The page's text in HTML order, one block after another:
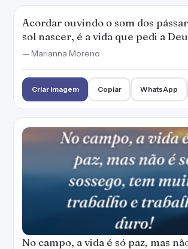
Acordar ouvindo o som dos
sol nascer, é a vida que pedi a
— Marianna Moreno
Criar imagem Copiar WhatsApp
No campo, a vida é só paz, mas